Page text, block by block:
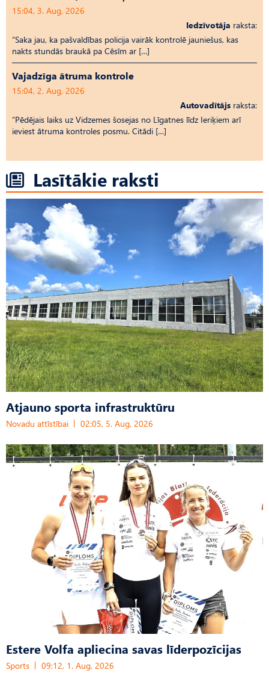
15:04, 3. Aug, 2026
Iedzīvotāja raksta:
“Saka jau, ka pašvaldības policija vairāk kontrolē jauniešus, kas
nakts stundās braukā pa Cēsīm ar […]
Vajadzīga ātruma kontrole
15:04, 2. Aug, 2026
Autovadītājs raksta:
“Pēdējais laiks uz Vid­ze­mes šosejas no Līgatnes līdz Ieriķiem arī
ieviest ātruma kontroles posmu. Citādi […]
Lasītākie raksti
Atjauno sporta infrastruktūru
Novadu attīstībai 02:05, 5. Aug, 2026
Estere Volfa apliecina savas līderpozīcijas
Sports 09:12, 1. Aug, 2026